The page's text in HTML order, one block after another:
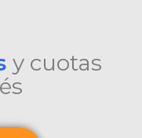
y cuotas